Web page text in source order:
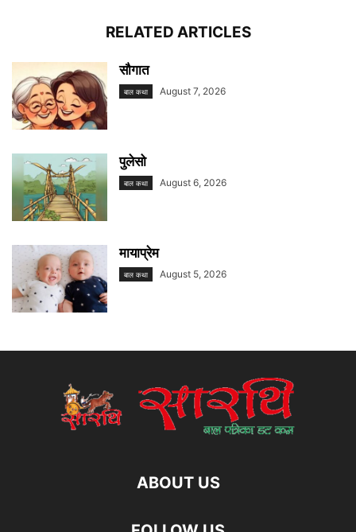
RELATED ARTICLES
सौगात
बाल कथा August 7, 2026
पुलेसो
बाल कथा August 6, 2026
मायाप्रेम
बाल कथा August 5, 2026
ABOUT US